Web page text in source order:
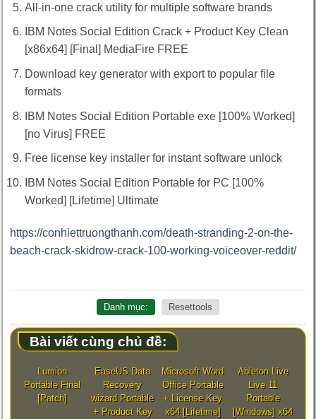
All-in-one crack utility for multiple software brands
IBM Notes Social Edition Crack + Product Key Clean
[x86x64] [Final] MediaFire FREE
Download key generator with export to popular file
formats
IBM Notes Social Edition Portable exe [100% Worked]
[no Virus] FREE
Free license key installer for instant software unlock
IBM Notes Social Edition Portable for PC [100%
Worked] [Lifetime] Ultimate
https://conhiettruongthanh.com/death-stranding-2-on-the-
beach-crack-skidrow-crack-100-working-voiceover-reddit/
Danh mục: Resettools
Bài viết cùng chủ đề:
Lumion
Portable Final
[Patch]
EaseUS Data
Recovery
wizard Portable
+ Product Key
Microsoft Word
Office Portable
+ License Key
x64 [Lifetime]
Ableton Live
Live 11
Portable
[Windows] x64